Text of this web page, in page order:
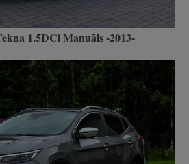
1.5DCi Manuāls -2013-